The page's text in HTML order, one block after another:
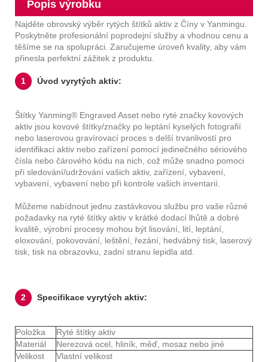
Popis výrobku
Najděte obrovský výběr rytých štítků aktiv z Číny v Yanmingu.
Poskytněte profesionální poprodejní služby a vhodnou cenu a
těšíme se na spolupráci. Zaručujeme úroveň kvality, aby vám
přinesla perfektní zážitek z produktu.
1 Úvod vyrytých aktiv:
Štítky Yanming® Engraved Asset nebo ryté značky kovových
aktiv jsou kovové štítky/značky po leptání kyselých fotografií
nebo laserovou gravírovací proces s delší trvanlivostí pro
identifikaci aktiv nebo zařízení pomocí jedinečného sériového
čísla nebo čárového kódu na nich, což může snadno pomoci
při sledování/udržování vašich aktiv, zařízení, vybavení,
vybavení, vybavení nebo při kontrole vašich inventarií.
Můžeme nabídnout jednu zastávkovou službu pro vaše různé
požadavky na ryté štítky aktiv v krátké dodací lhůtě a dobré
kvalitě, výrobní procesy mohou být lisování, lití, leptání,
eloxování, pokovování, leštění, řezání, hedvábný tisk, laserový
tisk, tisk na obrazovku, zadní stranu lepidla atd.
2 Specifikace vyrytých aktiv:
Položka
Ryté štítky aktiv
Materiál
Nerezová ocel, hliník, měď, mosaz nebo jiné
Velikost
Vlastní velikost